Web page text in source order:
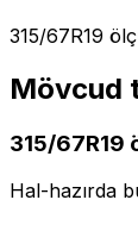
315/67R19
Mövcud
315/67R19
Hal-hazırda